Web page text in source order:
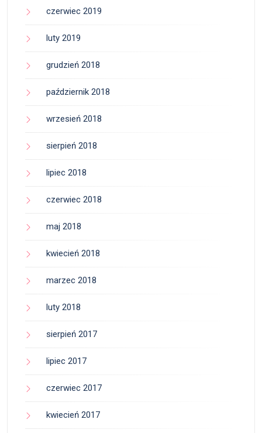
czerwiec 2019
luty 2019
grudzień 2018
październik 2018
wrzesień 2018
sierpień 2018
lipiec 2018
czerwiec 2018
maj 2018
kwiecień 2018
marzec 2018
luty 2018
sierpień 2017
lipiec 2017
czerwiec 2017
kwiecień 2017